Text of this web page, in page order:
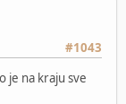
#1043
je na kraju sve